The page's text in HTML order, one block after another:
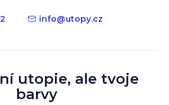
info@utopy.cz
utopie, ale tvoje
barvy